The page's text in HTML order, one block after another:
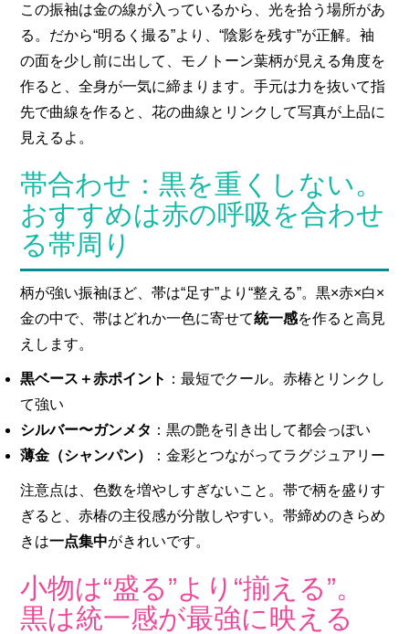
この振袖は金の線が入っているから、光を拾う場所があ
る。だから“明るく撮る”より、“陰影を残す”が正解。袖
の面を少し前に出して、モノトーン葉柄が見える角度を
作ると、全身が一気に締まります。手元は力を抜いて指
先で曲線を作ると、花の曲線とリンクして写真が上品に
見えるよ。
帯合わせ：黒を重くしない。
おすすめは赤の呼吸を合わせ
る帯周り
柄が強い振袖ほど、帯は“足す”より“整える”。黒×赤×白×
金の中で、帯はどれか一色に寄せて統一感を作ると高見
えします。
黒ベース＋赤ポイント ：最短でクール。赤椿とリンクし
て強い
シルバー〜ガンメタ ：黒の艶を引き出して都会っぽい
薄金（シャンパン）
：金彩とつながってラグジュアリー
注意点は、色数を増やしすぎないこと。帯で柄を盛りす
ぎると、赤椿の主役感が分散しやすい。帯締めのきらめ
きは一点集中がきれいです。
小物は“盛る”より“揃える”。
黒は統一感が最強に映える